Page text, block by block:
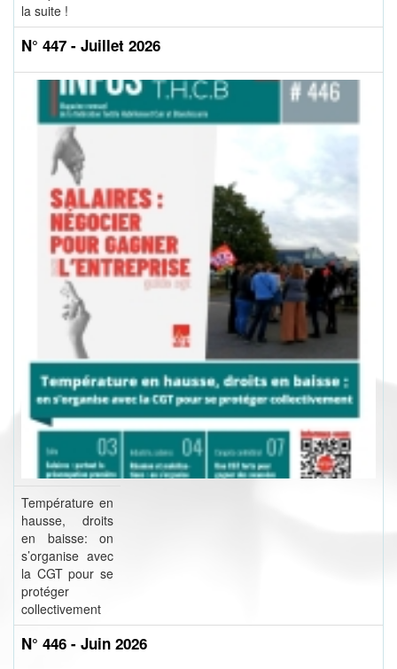
la suite !
N° 447 - Juillet 2026
Température en
hausse, droits
en baisse: on
s’organise avec
la CGT pour se
protéger
collectivement
N° 446 - Juin 2026